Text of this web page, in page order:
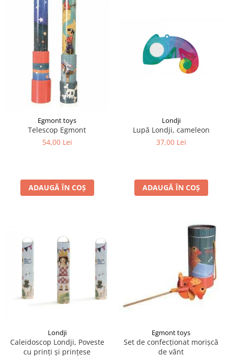
Egmont toys
Telescop Egmont
54,00 Lei
ADAUGĂ ÎN COȘ
Londji
Lupă Londji, cameleon
37,00 Lei
ADAUGĂ ÎN COȘ
Londji
Caleidoscop Londji, Poveste
cu prinți și prințese
Egmont toys
Set de confecționat morișcă
de vânt